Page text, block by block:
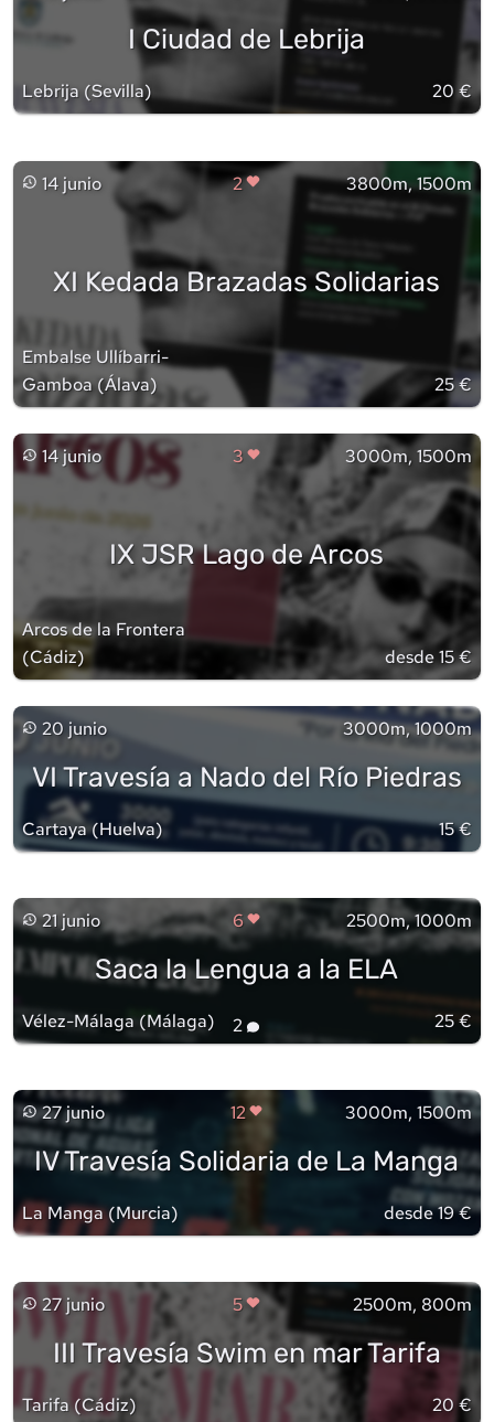
I Ciudad de Lebrija
Lebrija (Sevilla) 20 €
14 junio 2 3800m, 1500m
XI Kedada Brazadas Solidarias
Embalse Ullíbarri-
Gamboa(Álava) 25 €
14 junio 3 3000m, 1500m
IX JSR Lago de Arcos
Arcos de la Frontera
(Cádiz) desde 15 €
20 junio 3000m, 1000m
VI Travesía a Nado del Río Piedras
Cartaya(Huelva) 15 €
21 junio 6 2500m, 1000m
Saca la Lengua a la ELA
Vélez-Málaga (Málaga) 2 25 €
27 junio 12 3000m, 1500m
IV Travesía Solidaria de La Manga
La Manga(Murcia) desde 19 €
27 junio 5 2500m, 800m
III Travesía Swim en mar Tarifa
Tarifa (Cádiz) 20 €